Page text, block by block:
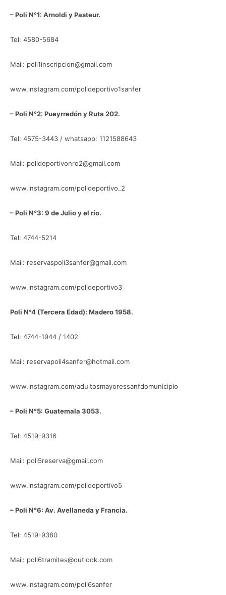
– Poli N°1: Arnoldi y Pasteur.
Tel: 4580-5684
Mail: poli1inscripcion@gmail.com
www.instagram.com/polideportivo1sanfer
– Poli N°2: Pueyrredón y Ruta 202.
Tel: 4575-3443 / whatsapp: 1121588643
Mail: polideportivonro2@gmail.com
www.instagram.com/polideportivo_2
– Poli N°3: 9 de Julio y el río.
Tel: 4744-5214
Mail: reservaspoli3sanfer@gmail.com
www.instagram.com/polideportivo3
Poli N°4 (Tercera Edad): Madero 1958.
Tel: 4744-1944 / 1402
Mail: reservapoli4sanfer@hotmail.com
www.instagram.com/adultosmayoressanfdomunicipio
– Poli N°5: Guatemala 3053.
Tel: 4519-9316
Mail: poli5reserva@gmail.com
www.instagram.com/polideportivo5
– Poli N°6: Av. Avellaneda y Francia.
Tel: 4519-9380
Mail: poli6tramites@outlook.com
www.instagram.com/poli6sanfer